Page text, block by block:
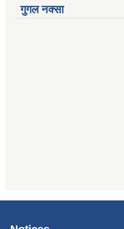
गुगल नक्सा